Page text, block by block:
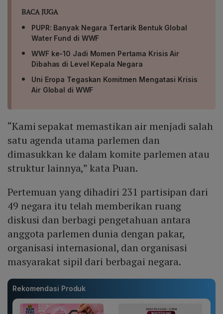
BACA JUGA
PUPR: Banyak Negara Tertarik Bentuk Global
Water Fund di WWF
WWF ke-10 Jadi Momen Pertama Krisis Air
Dibahas di Level Kepala Negara
Uni Eropa Tegaskan Komitmen Mengatasi Krisis
Air Global di WWF
“Kami sepakat memastikan air menjadi salah
satu agenda utama parlemen dan
dimasukkan ke dalam komite parlemen atau
struktur lainnya,” kata Puan.
Pertemuan yang dihadiri 231 partisipan dari
49 negara itu telah memberikan ruang
diskusi dan berbagi pengetahuan antara
anggota parlemen dunia dengan pakar,
organisasi internasional, dan organisasi
masyarakat sipil dari berbagai negara.
Rekomendasi Produk